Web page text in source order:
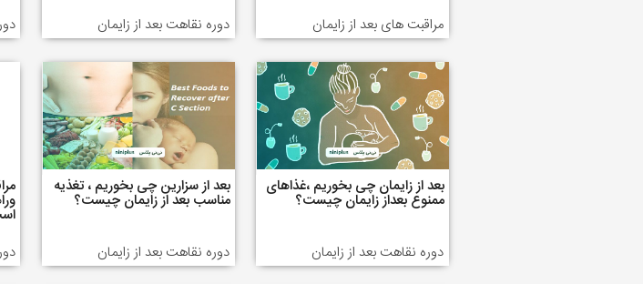
مراقبت های بعد از زایمان
دوره نقاهت بعد از زایمان
بعد از زایمان چی بخوریم ،غذاهای
ممنوع بعداز زایمان چیست؟
دوره نقاهت بعد از زایمان
بعد از سزارین چی بخوریم ، تغذیه
مناسب بعد از زایمان چیست؟
دوره نقاهت بعد از زایمان